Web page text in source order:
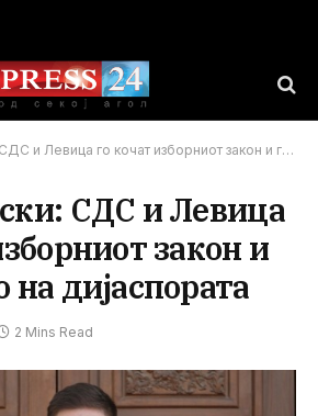
го кочат изборниот закон и гласањето на дијаспората
СДС и Левица
закон и
на дијаспората
2 Mins Read